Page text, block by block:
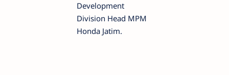
Development
Division Head MPM
Honda Jatim.